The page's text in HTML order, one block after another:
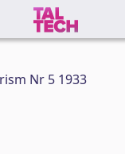
Nr 5 1933